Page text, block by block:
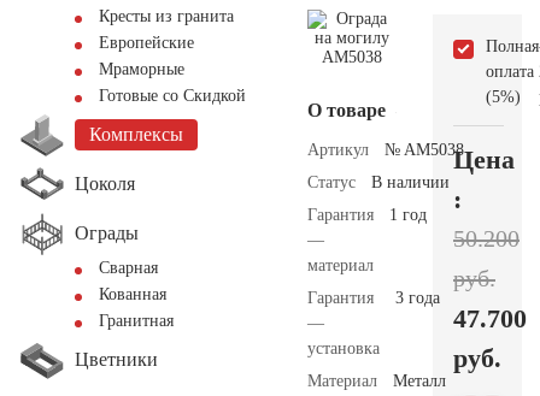
Кресты из гранита
Европейские
Мраморные
Готовые со Скидкой
Комплексы
Цоколя
Ограды
Сварная
Кованная
Гранитная
Цветники
О товаре
Артикул
№ AM5038
Статус
В наличии
Гарантия
—
материал
1 год
Гарантия
—
установка
3 года
Материал
Металл
Полная
оплата
(5%)
Цена
:
50.200
руб.
47.700
руб.